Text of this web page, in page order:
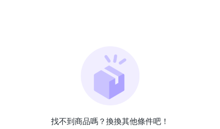
找不到商品嗎？換換其他條件吧！